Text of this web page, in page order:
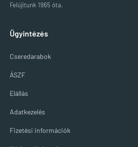
Felújítunk 1965 óta.
Ügyintézés
Cseredarabok
ÁSZF
Elállás
Adatkezelés
Fizetési információk